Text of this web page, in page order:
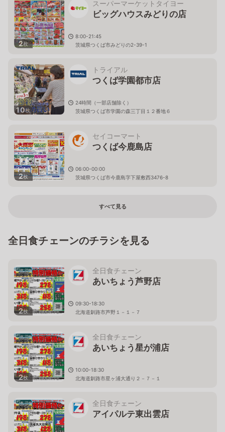
2枚
スーパーマーケットタイヨー
ビッグハウスみどりの店
8:00-21:45
茨城県つくば市みどりの2-39-1
10枚
トライアル
つくば学園都市店
24時間（一部店舗除く）
茨城県つくば市学園の森三丁目１２番地６
2枚
セイコーマート
つくば今鹿島店
06:00-00:00
茨城県つくば市今鹿島字下屋敷西3476-8
すべて見る
全日食チェーンのチラシを見る
2枚
全日食チェーン
あいちょう芦野店
09:30-18:30
北海道釧路市芦野１－１－７
2枚
全日食チェーン
あいちょう星が浦店
10:00-18:30
北海道釧路市星ヶ浦大通り２－７－１
全日食チェーン
アイパルテ東出雲店